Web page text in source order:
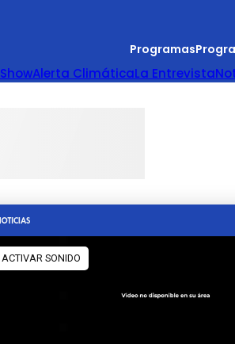
Programas
ShowAlerta ClimáticaLa Entrevista